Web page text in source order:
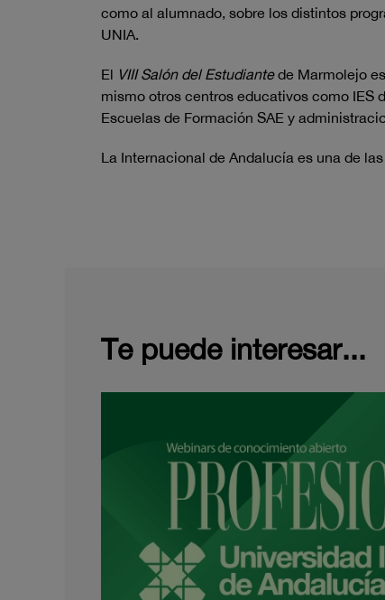
como al alumnado, sobre los distintos
UNIA.
El VIII Salón del Estudiantede Marmolejo
mismo otros centros educativos como IES
Escuelas de Formación SAE y
La Internacional de Andalucía es una de
Te puede interesar...